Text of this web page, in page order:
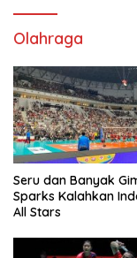
Olahraga
Seru dan Banyak
Sparks Kalahkan
All Stars